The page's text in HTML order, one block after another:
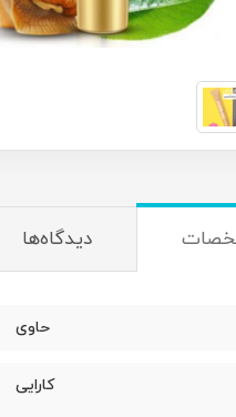
دیدگاه‌ها
حاوی
کارایی